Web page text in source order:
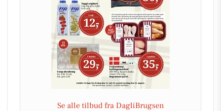
Se alle tilbud fra DagliBrugsen